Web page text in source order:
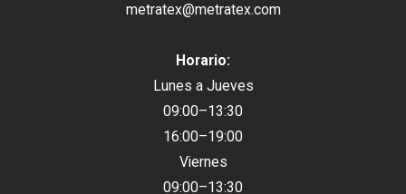
metratex@metratex.com
Horario:
Lunes a Jueves
09:00–13:30
16:00–19:00
Viernes
09:00–13:30